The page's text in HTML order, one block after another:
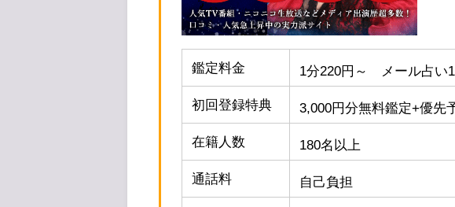
鑑定料金 1分220円～ メール占い1
初回登録特典 3,000円分無料鑑定+優先
在籍人数 180名以上
通話料 自己負担